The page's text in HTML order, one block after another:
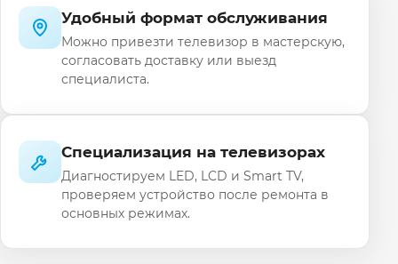
Удобный формат обслуживания
Можно привезти телевизор в мастерскую,
согласовать доставку или выезд
специалиста.
Специализация на телевизорах
Диагностируем LED, LCD и Smart TV,
проверяем устройство после ремонта в
основных режимах.